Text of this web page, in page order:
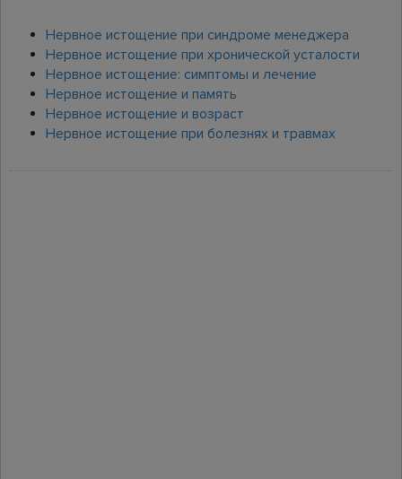
Нервное истощение при синдроме менеджера
Нервное истощение при хронической усталости
Нервное истощение: симптомы и лечение
Нервное истощение и память
Нервное истощение и возраст
Нервное истощение при болезнях и травмах